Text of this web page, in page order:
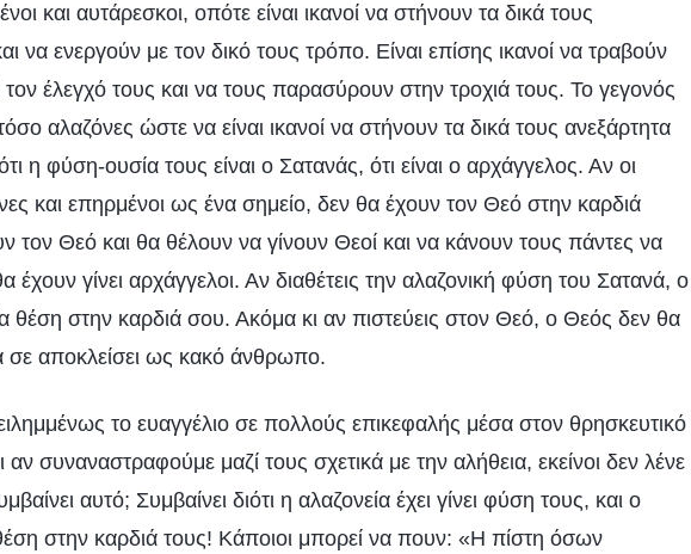
και αυτάρεσκοι, οπότε είναι ικανοί να στήνουν τα δικά τους
να ενεργούν με τον δικό τους τρόπο. Είναι επίσης ικανοί να τραβούν
έλεγχό τους και να τους παρασύρουν στην τροχιά τους. Το γεγονός
αλαζόνες ώστε να είναι ικανοί να στήνουν τα δικά τους ανεξάρτητα
η φύση-ουσία τους είναι ο Σατανάς, ότι είναι ο αρχάγγελος. Αν οι
και επηρμένοι ως ένα σημείο, δεν θα έχουν τον Θεό στην καρδιά
τον Θεό και θα θέλουν να γίνουν Θεοί και να κάνουν τους πάντες να
έχουν γίνει αρχάγγελοι. Αν διαθέτεις την αλαζονική φύση του Σατανά, ο
θέση στην καρδιά σου. Ακόμα κι αν πιστεύεις στον Θεό, ο Θεός δεν θα
σε αποκλείσει ως κακό άνθρωπο.
το ευαγγέλιο σε πολλούς επικεφαλής μέσα στον θρησκευτικό
συναναστραφούμε μαζί τους σχετικά με την αλήθεια, εκείνοι δεν λένε
αυτό; Συμβαίνει διότι η αλαζονεία έχει γίνει φύση τους, και ο
στην καρδιά τους! Κάποιοι μπορεί να πουν: «Η πίστη όσων